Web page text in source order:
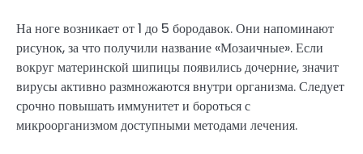
На ноге возникает от 1 до 5 бородавок. Они напоминают
рисунок, за что получили название «Мозаичные». Если
вокруг материнской шипицы появились дочерние, значит
вирусы активно размножаются внутри организма. Следует
срочно повышать иммунитет и бороться с
микроорганизмом доступными методами лечения.